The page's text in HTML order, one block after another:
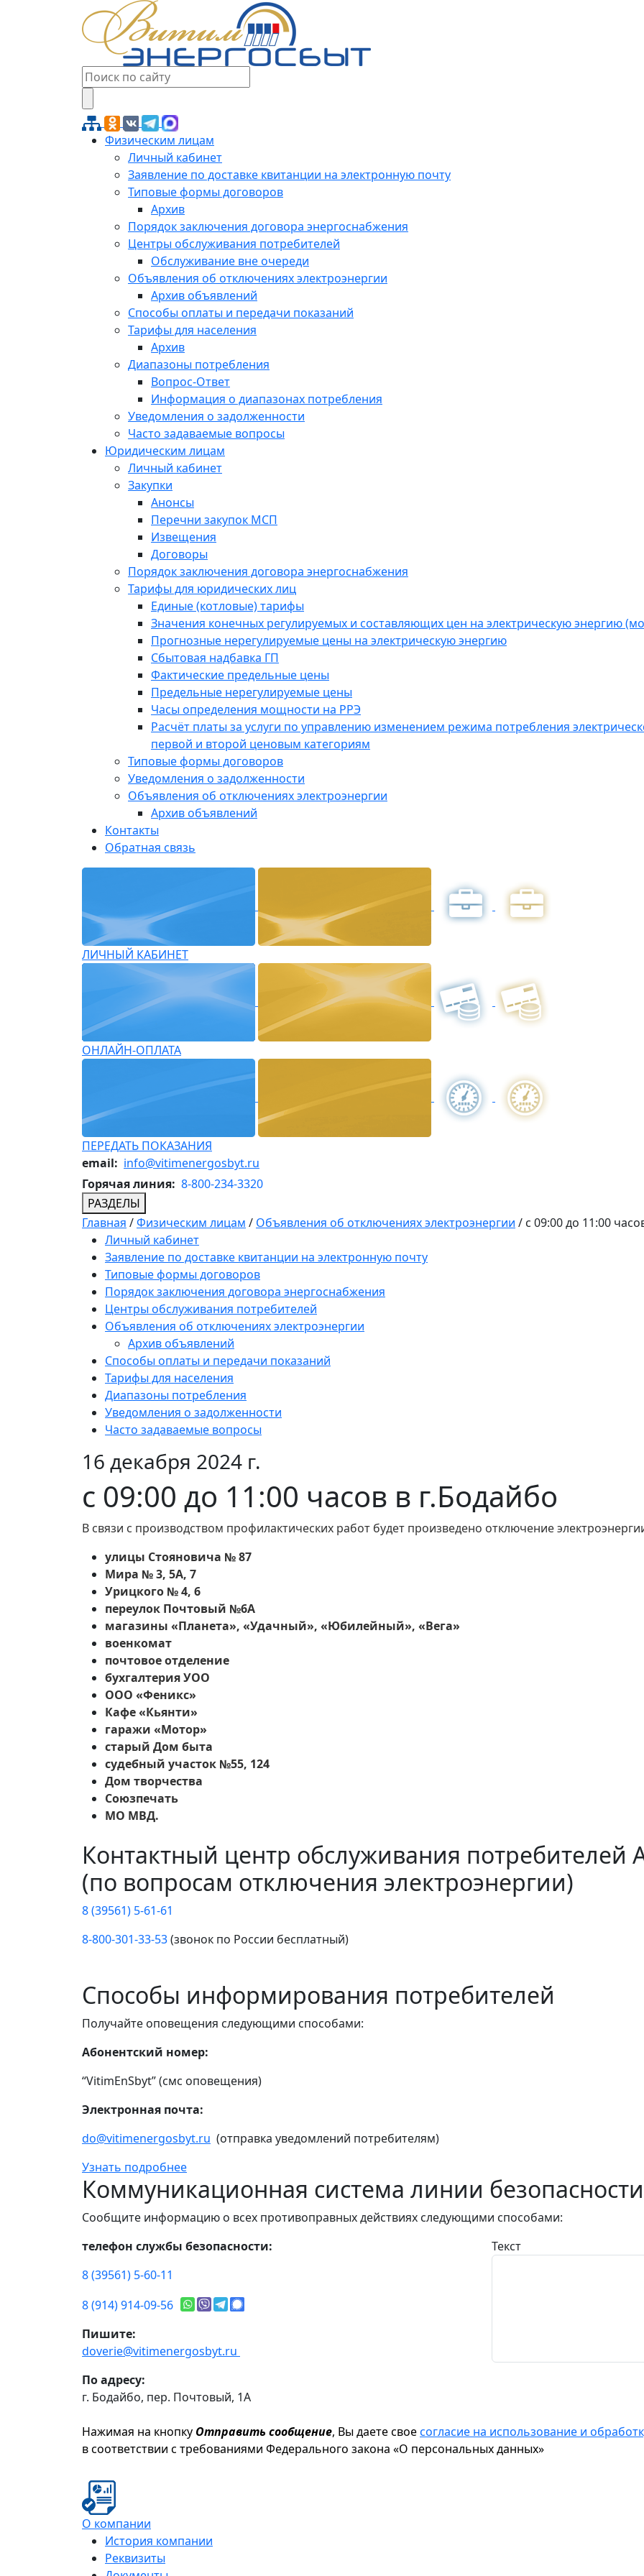
Физическим лицам
Личный кабинет
Заявление по доставке квитанции на электронную почту
Типовые формы договоров
Архив
Порядок заключения договора энергоснабжения
Центры обслуживания потребителей
Обслуживание вне очереди
Объявления об отключениях электроэнергии
Архив объявлений
Способы оплаты и передачи показаний
Тарифы для населения
Архив
Диапазоны потребления
Вопрос-Ответ
Информация о диапазонах потребления
Уведомления о задолженности
Часто задаваемые вопросы
Юридическим лицам
Личный кабинет
Закупки
Анонсы
Перечни закупок МСП
Извещения
Договоры
Порядок заключения договора энергоснабжения
Тарифы для юридических лиц
Единые (котловые) тарифы
Значения конечных регулируемых и составляющих цен на электрическую энергию
Прогнозные нерегулируемые цены на электрическую энергию
Сбытовая надбавка ГП
Фактические предельные цены
Предельные нерегулируемые цены
Часы определения мощности на РРЭ
Расчёт платы за услуги по управлению изменением режима потребления
первой и второй ценовым категориям
Типовые формы договоров
Уведомления о задолженности
Объявления об отключениях электроэнергии
Архив объявлений
Контакты
Обратная связь
ЛИЧНЫЙ КАБИНЕТ
ОНЛАЙН-ОПЛАТА
ПЕРЕДАТЬ ПОКАЗАНИЯ
email: info@vitimenergosbyt.ru
Горячая линия: 8-800-234-3320
РАЗДЕЛЫ
Главная /Физическим лицам / Объявления об отключениях электроэнергии / с 09:00 до 11:00
Личный кабинет
Заявление по доставке квитанции на электронную почту
Типовые формы договоров
Порядок заключения договора энергоснабжения
Центры обслуживания потребителей
Объявления об отключениях электроэнергии
Архив объявлений
Способы оплаты и передачи показаний
Тарифы для населения
Диапазоны потребления
Уведомления о задолженности
Часто задаваемые вопросы
16 декабря 2024 г.
с 09:00 до 11:00 часов в г.Бодайбо
В связи с производством профилактических работ будет произведено отключение
улицы Стояновича № 87
Мира № 3, 5А, 7
Урицкого № 4, 6
переулок Почтовый №6А
магазины «Планета», «Удачный», «Юбилейный», «Вега»
военкомат
почтовое отделение
бухгалтерия УОО
ООО «Феникс»
Кафе «Кьянти»
гаражи «Мотор»
старый Дом быта
судебный участок №55, 124
Дом творчества
Союзпечать
МО МВД.
Контактный центр обслуживания потребителей
(по вопросам отключения электроэнергии)
8 (39561) 5-61-61
8-800-301-33-53(звонок по России бесплатный)
Способы информирования потребителей
Получайте оповещения следующими способами:
Абонентский номер:
“VitimEnSbyt” (смс оповещения)
Электронная почта:
do@vitimenergosbyt.ru (отправка уведомлений потребителям)
Узнать подробнее
Коммуникационная система линии безопасности
Сообщите информацию о всех противоправных действиях следующими способами:
телефон службы безопасности:
8 (39561) 5-60-11
8 (914) 914-09-56
Пишите:
doverie@vitimenergosbyt.ru
По адресу:
г. Бодайбо, пер. Почтовый, 1А
Текст
Нажимая на кнопку Отправить сообщение, Вы даете своесогласие на использование и
в соответствии с требованиями Федерального закона «О персональных данных»
О компании
История компании
Реквизиты